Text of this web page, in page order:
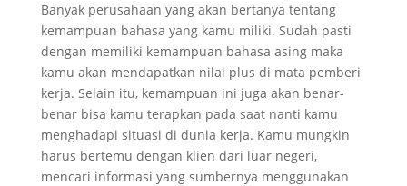
Banyak perusahaan yang akan bertanya tentang
kemampuan bahasa yang kamu miliki. Sudah pasti
dengan memiliki kemampuan bahasa asing maka
kamu akan mendapatkan nilai plus di mata pemberi
kerja. Selain itu, kemampuan ini juga akan benar-
benar bisa kamu terapkan pada saat nanti kamu
menghadapi situasi di dunia kerja. Kamu mungkin
harus bertemu dengan klien dari luar negeri,
mencari informasi yang sumbernya menggunakan